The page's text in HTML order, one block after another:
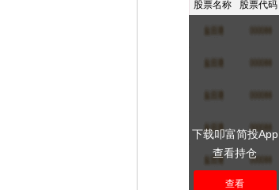
股票名称 股票代码
****
****
****
**** ****
**** ****
下载叩富简投App
查看持仓
查看